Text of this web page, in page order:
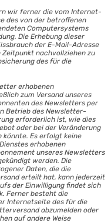
wir ferner die vom Internet-
des von der betroffenen
Computersystems
Die Erhebung dieser
der E-Mail-Adresse
nachvollziehen zu
des für die
erhobenen
zum Versand unseres
des Newsletters per
Betrieb des Newsletter-
erforderlich ist, wie dies
oder bei der Veränderung
könnte. Es erfolgt keine
erhobenen
unseres Newsletters
werden. Die
Daten, die die
erteilt hat, kann jederzeit
der Einwilligung findet sich
Ferner besteht die
Internetseite des für die
abzumelden oder
auf andere Weise